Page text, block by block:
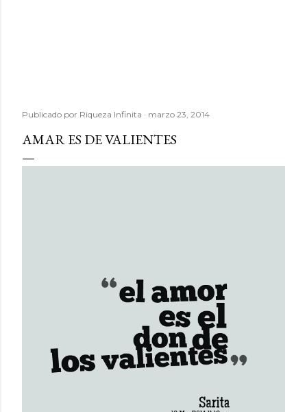
Publicado por Riqueza Infinita marzo 23, 2014
AMAR ES DE VALIENTES